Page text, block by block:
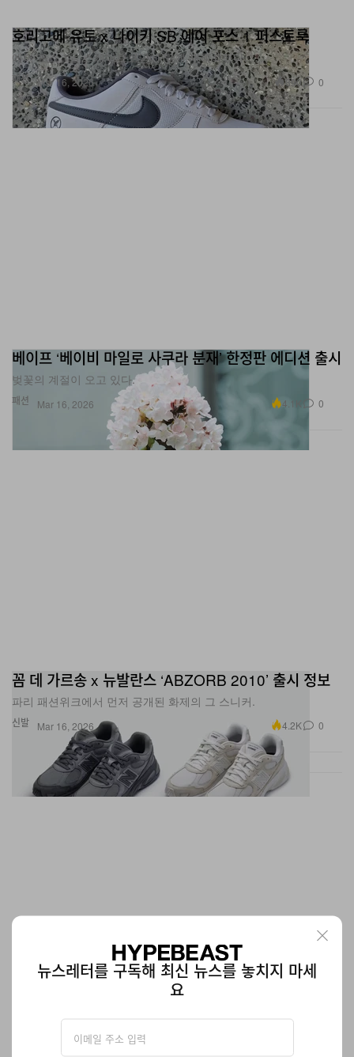
패션
호리고메 유토 x 나이키 SB 에어 포스 1 퍼스트룩
에어 포스 1을 스케이트보딩에 맞게 재해석했다.
Mar 16, 2026 890 0
패션
베이프 ‘베이비 마일로 사쿠라 분재’ 한정판 에디션 출시
벚꽃의 계절이 오고 있다.
Mar 16, 2026 4.1K 0
신발
꼼 데 가르송 x 뉴발란스 ‘ABZORB 2010’ 출시 정보
파리 패션위크에서 먼저 공개된 화제의 그 스니커.
Mar 16, 2026 4.2K 0
아디다스가 유명 스니커 리커에게 소송을 제기했다
범인은 내부에 있다.
뉴스레터를 구독해 최신 뉴스를 놓치지 마세
요